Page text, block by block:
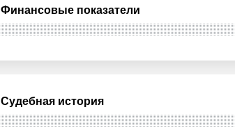
Финансовые показатели
Судебная история